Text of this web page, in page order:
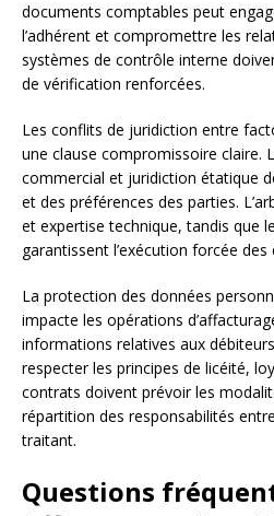
documents comptables peut
l’adhérent et compromettre les
systèmes de contrôle interne
de vérification renforcées.
Les conflits de juridiction entre
une clause compromissoire claire.
commercial et juridiction étatique
et des préférences des parties.
et expertise technique, tandis que
garantissent l’exécution forcée des
La protection des données
impacte les opérations
informations relatives aux
respecter les principes de licéité,
contrats doivent prévoir les
répartition des responsabilités
traitant.
Questions